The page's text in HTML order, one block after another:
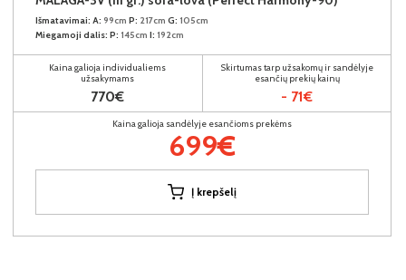
Išmatavimai: A: 99cm P: 217cm G: 105cm
Miegamoji dalis: P: 145cm I: 192cm
Kaina galioja individualiems
užsakymams
770€
Skirtumas tarp užsakomų ir sandėlyje
esančių prekių kainų
- 71€
Kaina galioja sandėlyje esančioms prekėms
699€
Į krepšelį